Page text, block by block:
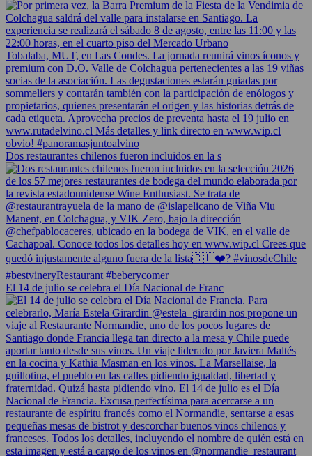
Dos restaurantes chilenos fueron incluidos en la s
El 14 de julio se celebra el Día Nacional de Franc